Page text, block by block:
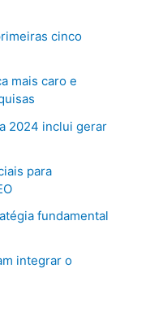
cinco
mais caro e
2024 inclui gerar
para
fundamental
integrar o